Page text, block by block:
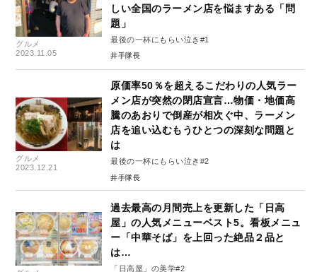
グルメ
2023.11.05
しい全国のラーメン店を悩ますある「問
題」
最後の一杯にもらい泣き#1
井手隊長
グルメ
2023.12.21
原価率50％を超えるこだわりの人気ラー
メン店が突然の閉店宣言…物価・地価高
騰のあおりで倒産が相次ぐ中、ラーメン
店を追い込むもうひとつの深刻な問題と
は
最後の一杯にもらい泣き#2
井手隊長
過去最高の月間売上を更新した「日高
屋」の人気メニューベスト5。看板メニュ
ー「中華そば」を上回った絶品２品と
は…
「日高屋」の美学#2